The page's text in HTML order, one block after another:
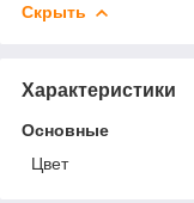
Скрыть
Характеристики
Основные
Цвет